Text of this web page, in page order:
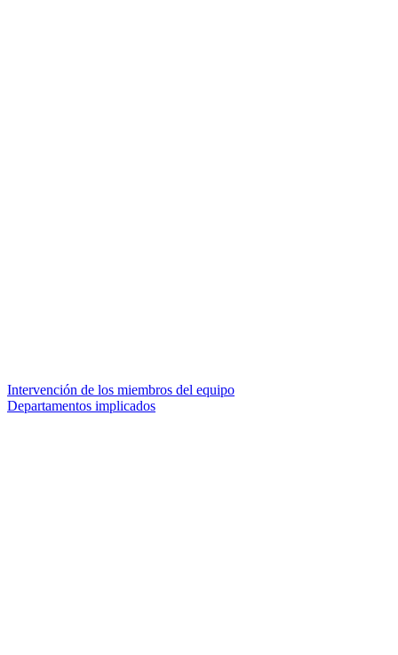
Intervención de los miembros del equipo
Departamentos implicados